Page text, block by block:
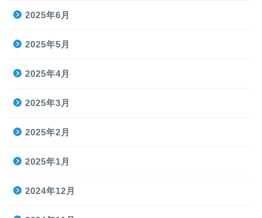
2025年6月
2025年5月
2025年4月
2025年3月
2025年2月
2025年1月
2024年12月